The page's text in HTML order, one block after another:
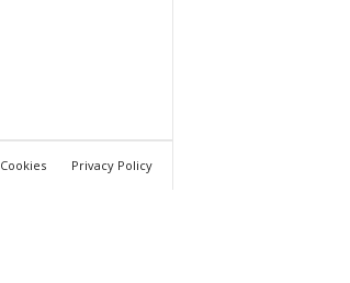
Cookies Privacy Policy